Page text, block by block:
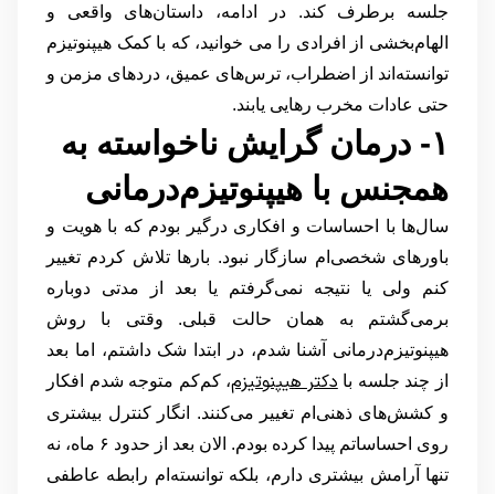
جلسه برطرف کند. در ادامه، داستان‌های واقعی و
الهام‌بخشی از افرادی را می خوانید، که با کمک هیپنوتیزم
توانسته‌اند از اضطراب، ترس‌های عمیق، دردهای مزمن و
حتی عادات مخرب رهایی یابند.
۱- درمان گرایش ناخواسته به
همجنس با هیپنوتیزم‌درمانی
سال‌ها با احساسات و افکاری درگیر بودم که با هویت و
باورهای شخصی‌ام سازگار نبود. بارها تلاش کردم تغییر
کنم ولی یا نتیجه نمی‌گرفتم یا بعد از مدتی دوباره
برمی‌گشتم به همان حالت قبلی. وقتی با روش
هیپنوتیزم‌درمانی آشنا شدم، در ابتدا شک داشتم، اما بعد
از چند جلسه با دکتر هیپنوتیزم، کم‌کم متوجه شدم افکار
و کشش‌های ذهنی‌ام تغییر می‌کنند. انگار کنترل بیشتری
روی احساساتم پیدا کرده بودم. الان بعد از حدود ۶ ماه، نه
تنها آرامش بیشتری دارم، بلکه توانسته‌ام رابطه عاطفی